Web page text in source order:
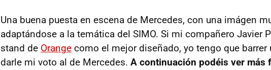
Una buena puesta en escena de Mercedes, con una imágen
adaptándose a la temática del SIMO. Si mi compañero Javier
stand de Orange como el mejor diseñado, yo tengo que barrer
darle mi voto al de Mercedes. A continuación podéis ver más